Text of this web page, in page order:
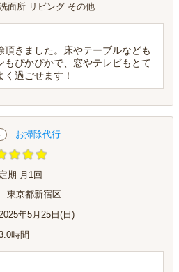
面所 リビング その他
頂きました。床やテーブルなども
もぴかぴかで、窓やテレビもとて
過ごせます！
お掃除代行
定期 月1回
東京都新宿区
年5月25日(日)
時間